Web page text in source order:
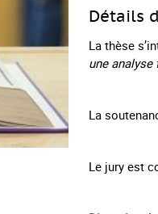
Détails
La thèse
une
La
Le jury est